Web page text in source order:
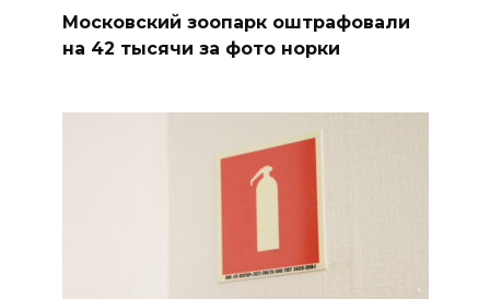
Московский зоопарк оштрафовали
на 42 тысячи за фото норки